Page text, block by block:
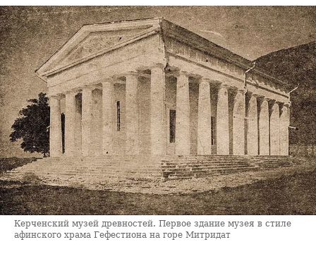
Керченский музей древностей. Первое здание музея в стиле
афинского храма Гефестиона на горе Митридат